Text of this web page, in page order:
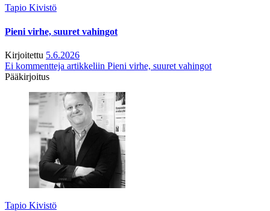
Tapio Kivistö
Pieni virhe, suuret vahingot
Kirjoitettu 5.6.2026
Ei kommentteja artikkeliin Pieni virhe, suuret vahingot
Pääkirjoitus
Tapio Kivistö